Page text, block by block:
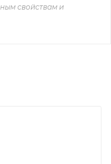
свойствам и